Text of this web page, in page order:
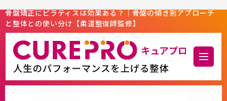
骨盤矯正にピラティスは効果ある？｜骨盤の傾き別アプローチ
と整体との使い分け【柔道整復師監修】